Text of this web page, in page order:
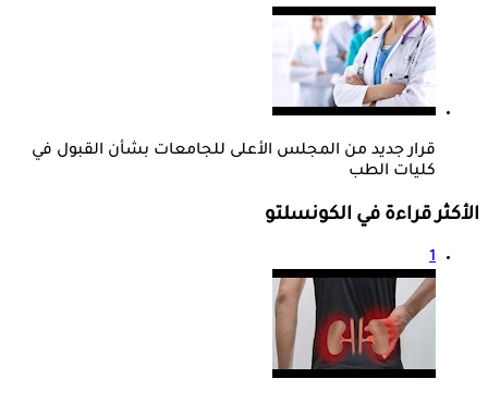
قرار جديد من المجلس الأعلى للجامعات بشأن القبول في
كليات الطب
الأكثر قراءة في الكونسلتو
1